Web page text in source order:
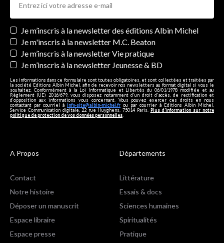
Newsletters
Je m’inscris à la newsletter des éditions Albin Michel
Je m'inscris à la newsletter M.C. Beaton
Je m’inscris à la newsletter Vie pratique
Je m’inscris à la newsletter Jeunesse & BD
Les informations dans ce formulaire sont toutes obligatoires, et sont collectées et traitées par
la société Editions Albin Michel, afin de recevoir nos newsletters au format digital si vous le
souhaitez. Conformément à la Loi Informatique et Libertés du 06/01/1978 modifiée et au
Règlement (UE) 2016/679, vous disposez notamment d'un droit d'accès, de rectification et
d’opposition aux informations vous concernant. Vous pouvez exercer ces droits en nous
contactant par courriel à info-site@albin-michel.fr ou par courrier à Editions Albin Michel,
Service Communication digitale, 22 rue Huyghens, 75014 Paris. Plus d’information sur notre
politique de protection de vos données personnelles
A Propos
Contact
Notre histoire
Déposer un manuscrit
Espace libraire
Espace presse
Départements
Littérature
Essais & docs
Sciences humaines
Spiritualités
Pratique